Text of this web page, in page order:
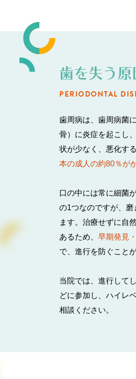
歯を失う原
PERIODONTAL
歯周病は、歯周病菌
骨）に炎症を起こし
状が少なく、悪化す
本の成人の約80％が
口の中には常に細菌
の1つなのですが、
ます。治療せずに自
あるため、 早期発見
で、進行を防ぐこと
当院では、進行して
どに参加し、ハイレ
相談ください。